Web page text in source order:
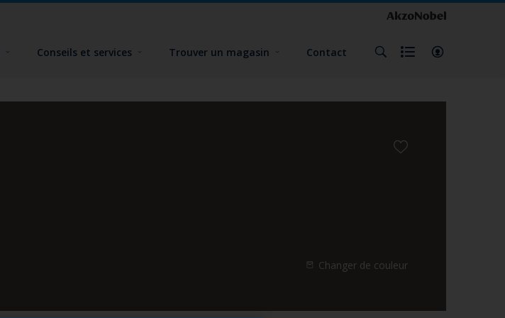
Conseils et services Trouver un magasin Contact
Changer de couleur